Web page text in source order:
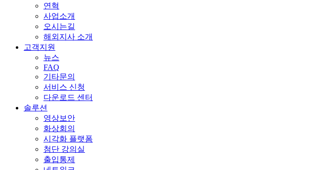
연혁
사업소개
오시는길
해외지사 소개
고객지원
뉴스
FAQ
기타문의
서비스 신청
다운로드 센터
솔루션
영상보안
화상회의
시각화 플랫폼
첨단 강의실
출입통제